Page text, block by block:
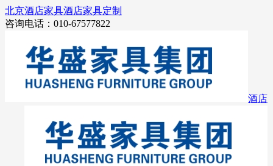
北京酒店家具酒店家具定制
咨询电话：010-67577822
酒店